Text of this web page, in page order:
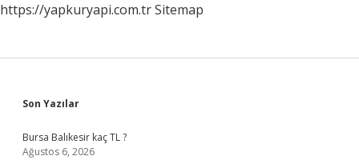
https://yapkuryapi.com.trSitemap
Sidebar
Son Yazılar
Bursa Balıkesir kaç TL ?
Ağustos 6, 2026